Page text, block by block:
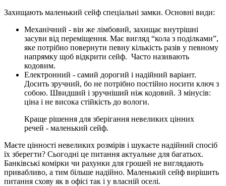
Захищають маленький сейф спеціальні замки. Основні види:
Механічний - він же лімбовий, захищає внутрішні
засуви від переміщення. Має вигляд “кола з поділками”,
яке потрібно повернути певну кількість разів у певному
напрямку щоб відкрити сейф. Часто називають
кодовим.
Електронний - самий дорогий і надійний варіант.
Досить зручний, бо не потрібно постійно носити ключ з
собою. Швидший і зручніший ніж кодовий. З мінусів:
ціна і не висока стійкість до вологи.
Краще рішення для зберігання невеликих цінних
речей - маленький сейф.
Маєте цінності невеликих розмірів і шукаєте надійний спосіб
їх зберегти? Сьогодні це питання актуальне для багатьох.
Банківські комірки чи рахунки для грошей не виглядають
привабливо, а тим більше надійно. Маленький сейф вирішить
питання схову як в офісі так і у власній оселі.